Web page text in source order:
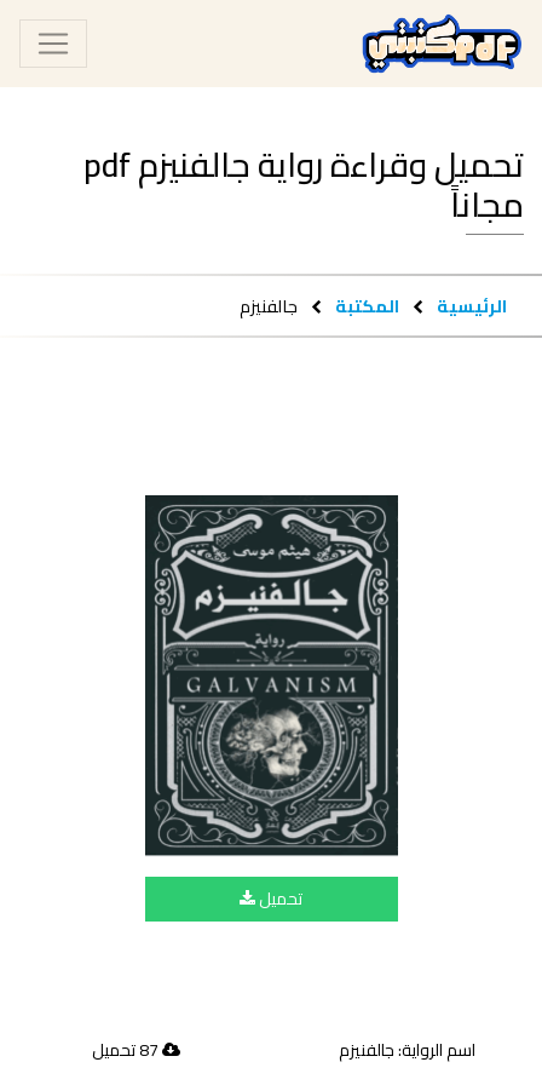
تحميل وقراءة رواية جالفنيزم pdf
مجاناً
الرئيسية المكتبة جالفنيزم
تحميل
اسم الرواية: جالفنيزم